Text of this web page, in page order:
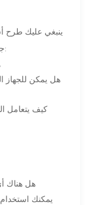
ينبغي عليك طرح
جهاز يناسب احتياجاتك. إليك بعض الأسئلة الذكية:
هل يمكن للجهاز
كيف يتعامل
هل هناك
يمكنك